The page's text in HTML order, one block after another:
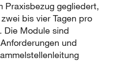
Praxisbezug gegliedert,
bis vier Tagen pro
Die Module sind
und